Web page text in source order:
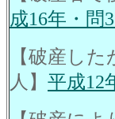
成16年・問
【破産し
人】 平成12